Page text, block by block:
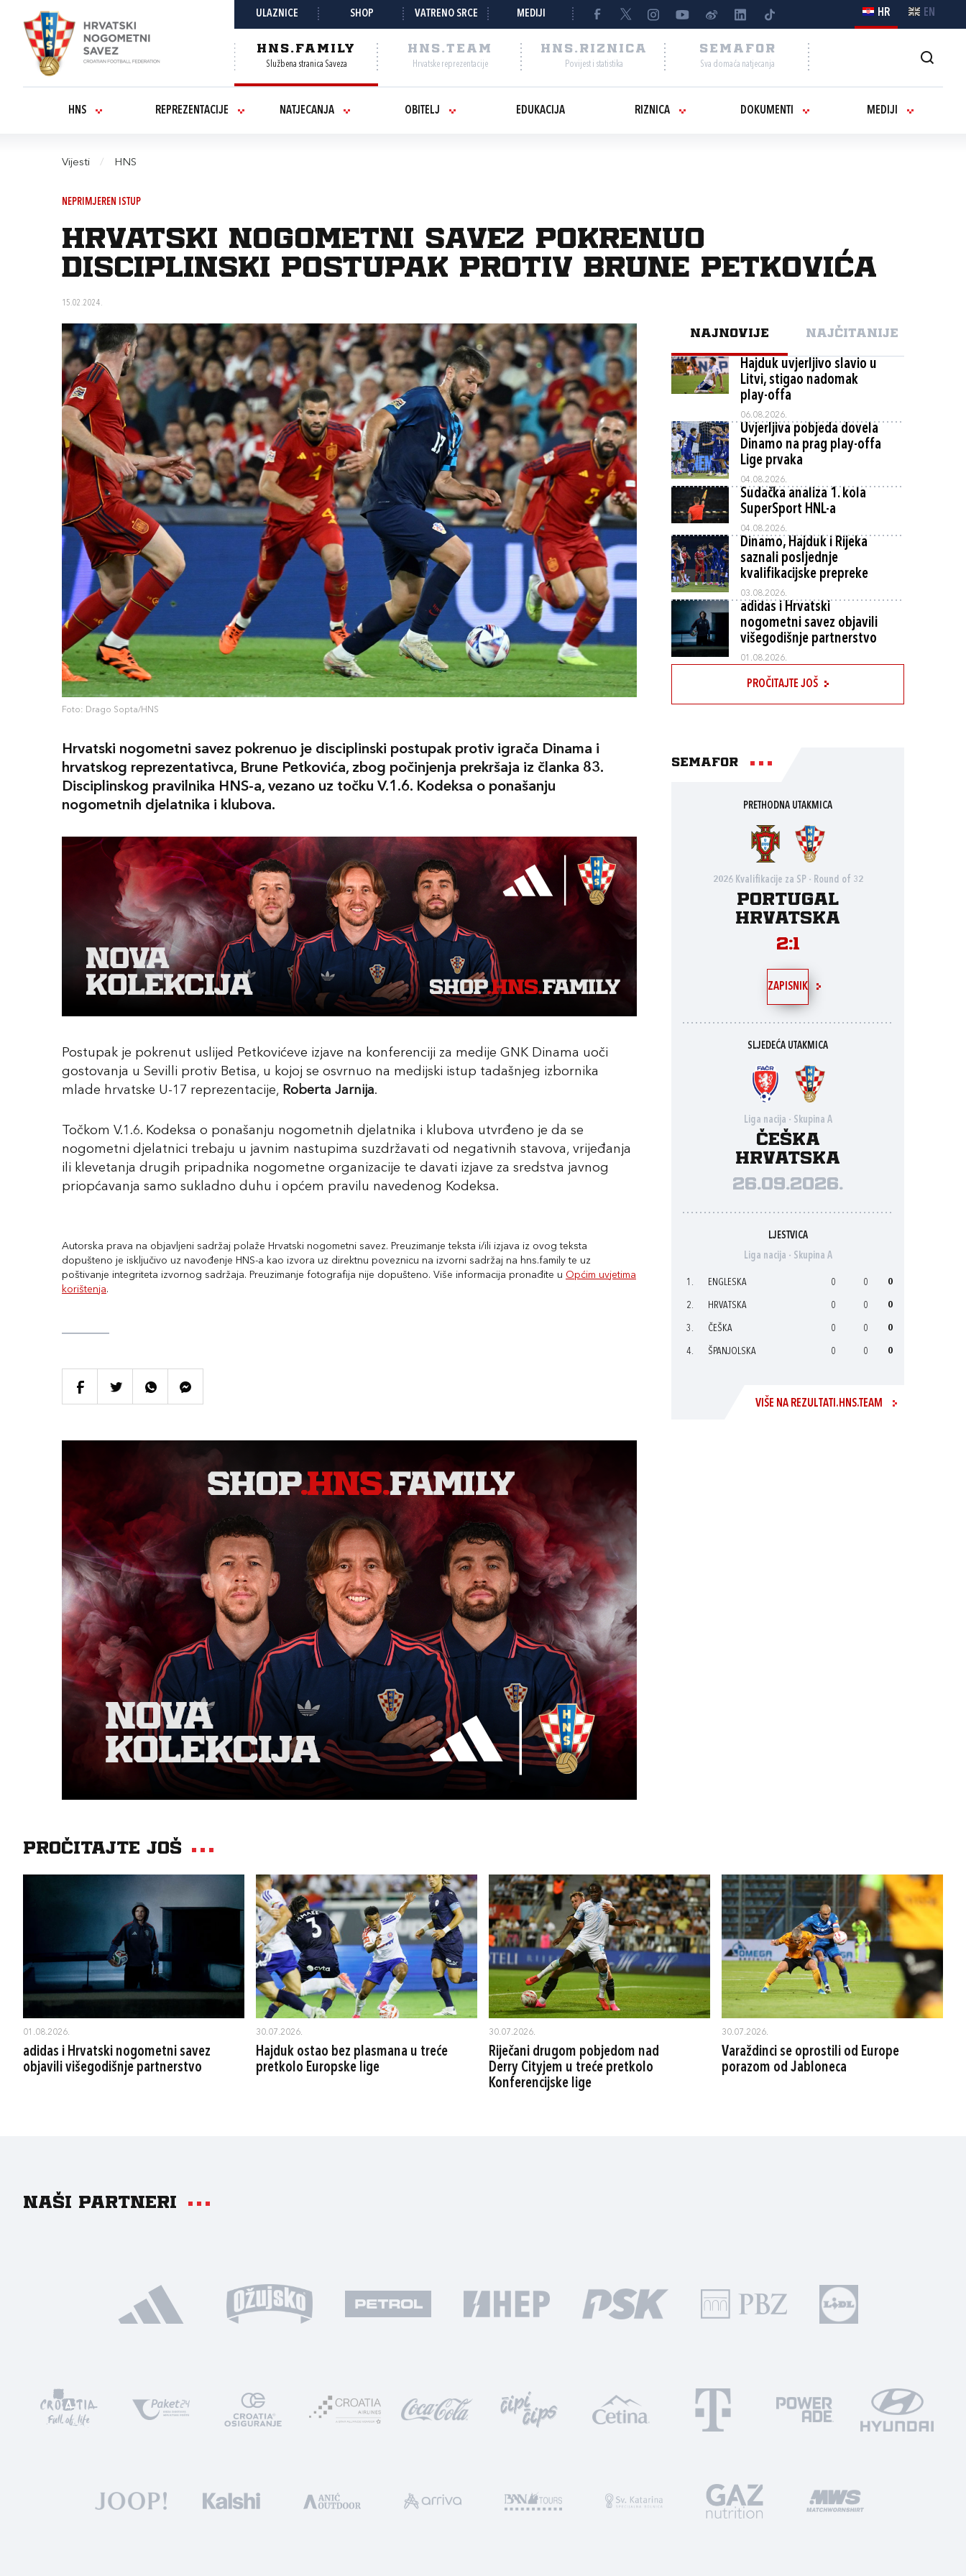
ULAZNICE SHOP VATRENO SRCE MEDIJI HR EN
HNS.FAMILY
Službena stranica Saveza
HNS.TEAM
Hrvatske reprezentacije
HNS.RIZNICA
Povijest i statistika
SEMAFOR
Sva domaća natjecanja
HNS REPREZENTACIJE NATJECANJA OBITELJ EDUKACIJA RIZNICA DOKUMENTI MEDIJI
Vijesti / HNS
NEPRIMJEREN ISTUP
Hrvatski nogometni savez pokrenuo
disciplinski postupak protiv Brune Petkovića
15.02.2024.
Foto: Drago Sopta/HNS
Hrvatski nogometni savez pokrenuo je disciplinski postupak protiv igrača Dinama i
hrvatskog reprezentativca, Brune Petkovića, zbog počinjenja prekršaja iz članka 83.
Disciplinskog pravilnika HNS-a, vezano uz točku V.1.6. Kodeksa o ponašanju
nogometnih djelatnika i klubova.
Postupak je pokrenut uslijed Petkovićeve izjave na konferenciji za medije GNK Dinama uoči
gostovanja u Sevilli protiv Betisa, u kojoj se osvrnuo na medijski istup tadašnjeg izbornika
mlade hrvatske U-17 reprezentacije, Roberta Jarnija.
Točkom V.1.6. Kodeksa o ponašanju nogometnih djelatnika i klubova utvrđeno je da se
nogometni djelatnici trebaju u javnim nastupima suzdržavati od negativnih stavova, vrijeđanja
ili klevetanja drugih pripadnika nogometne organizacije te davati izjave za sredstva javnog
priopćavanja samo sukladno duhu i općem pravilu navedenog Kodeksa.
Autorska prava na objavljeni sadržaj polaže Hrvatski nogometni savez. Preuzimanje teksta i/ili izjava iz ovog teksta
dopušteno je isključivo uz navođenje HNS-a kao izvora uz direktnu poveznicu na izvorni sadržaj na hns.family te uz
poštivanje integriteta izvornog sadržaja. Preuzimanje fotografija nije dopušteno. Više informacija pronađite u Općim uvjetima
korištenja.
NAJNOVIJE NAJČITANIJE
Hajduk uvjerljivo slavio u
Litvi, stigao nadomak
play-offa
06.08.2026.
Uvjerljiva pobjeda dovela
Dinamo na prag play-offa
Lige prvaka
04.08.2026.
Sudačka analiza 1. kola
SuperSport HNL-a
04.08.2026.
Dinamo, Hajduk i Rijeka
saznali posljednje
kvalifikacijske prepreke
03.08.2026.
adidas i Hrvatski
nogometni savez objavili
višegodišnje partnerstvo
01.08.2026.
PROČITAJTE JOŠ
Semafor
PRETHODNA UTAKMICA
2026 Kvalifikacije za SP - Round of 32
Portugal
Hrvatska
2:1
ZAPISNIK
SLJEDEĆA UTAKMICA
Liga nacija - Skupina A
Češka
Hrvatska
26.09.2026.
LJESTVICA
Liga nacija - Skupina A
1. ENGLESKA 0 0 0
2. HRVATSKA 0 0 0
3. ČEŠKA 0 0 0
4. ŠPANJOLSKA 0 0 0
VIŠE NA REZULTATI.HNS.TEAM
Pročitajte još
01.08.2026.
adidas i Hrvatski nogometni savez
objavili višegodišnje partnerstvo
30.07.2026.
Hajduk ostao bez plasmana u treće
pretkolo Europske lige
30.07.2026.
Riječani drugom pobjedom nad
Derry Cityjem u treće pretkolo
Konferencijske lige
30.07.2026.
Varaždinci se oprostili od Europe
porazom od Jabloneca
Naši partneri